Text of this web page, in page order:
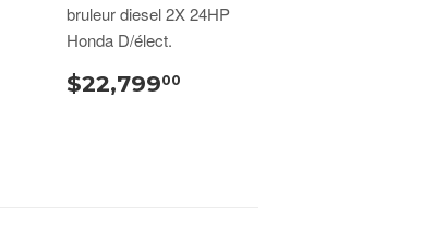
bruleur diesel 2X 24HP
Honda D/élect.
$22,79900